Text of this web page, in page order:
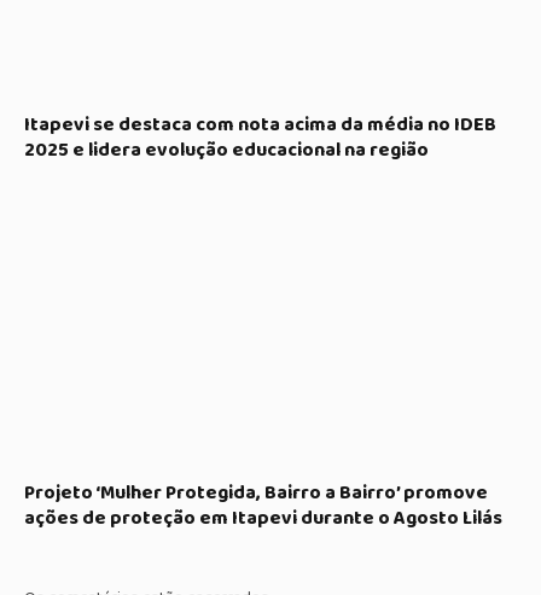
Itapevi se destaca com nota acima da média no IDEB
2025 e lidera evolução educacional na região
Projeto ‘Mulher Protegida, Bairro a Bairro’ promove
ações de proteção em Itapevi durante o Agosto Lilás